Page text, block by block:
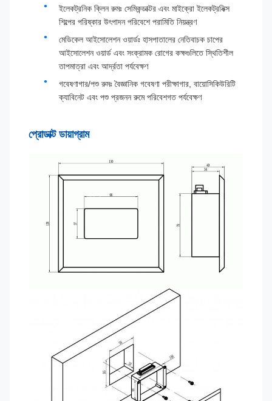
ইলেকট্রনিক ক্লিন রুমঃ সেমিকন্ডাক্টর এবং মাইক্রো ইলেকট্রনিক্স
শিল্পের পরিষ্কার উৎপাদন পরিবেশে পরামিতি নিয়ন্ত্রণ
মেডিকেল আইসোলেশন ওয়ার্ডঃ হাসপাতালের নেতিবাচক চাপের
আইসোলেশন ওয়ার্ড এবং সংক্রামক রোগের কক্ষগুলিতে স্থিতিশীল
তাপমাত্রা এবং আর্দ্রতা পর্যবেক্ষণ
গবেষণাগার/পশু রুমঃ বৈজ্ঞানিক গবেষণা পরীক্ষাগার, বায়োসিকিউরিটি
ক্যাবিনেট এবং পশু প্রজনন রুমে পরিবেশগত পর্যবেক্ষণ
প্রোডাক্ট ডায়াগ্রাম